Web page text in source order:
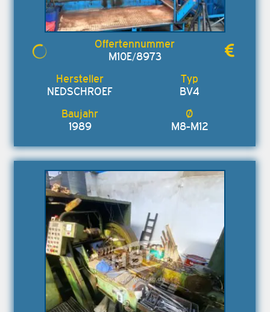
M10E/8973
NEDSCHROEF BV4
1989 M8-M12